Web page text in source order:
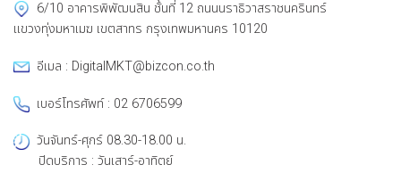
6/10 อาคารพิพัฒนสิน ชั้นที่ 12 ถนนนราธิวาสราชนครินทร์
แขวงทุ่งมหาเมฆ เขตสาทร กรุงเทพมหานคร 10120
อีเมล : DigitalMKT@bizcon.co.th
เบอร์โทรศัพท์ : 02 6706599
วันจันทร์-ศุกร์ 08.30-18.00 น.
ปิดบริการ : วันเสาร์-อาทิตย์